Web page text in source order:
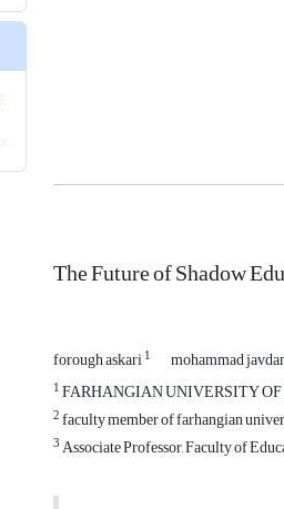
The Future of Shadow
forough askari1 mohammad
1FARHANGIAN UNIVERSITY
2faculty member of farhangian
3Associate Professor, Faculty of